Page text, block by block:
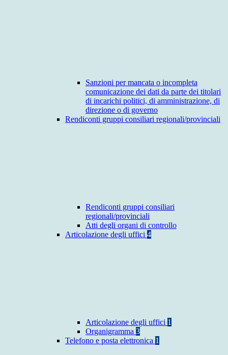
Sanzioni per mancata o incompleta
comunicazione dei dati da parte dei titolari
di incarichi politici, di amministrazione, di
direzione o di governo
Rendiconti gruppi consiliari regionali/provinciali
Rendiconti gruppi consiliari
regionali/provinciali
Atti degli organi di controllo
Articolazione degli uffici 4
Articolazione degli uffici 1
Organigramma 3
Telefono e posta elettronica 1